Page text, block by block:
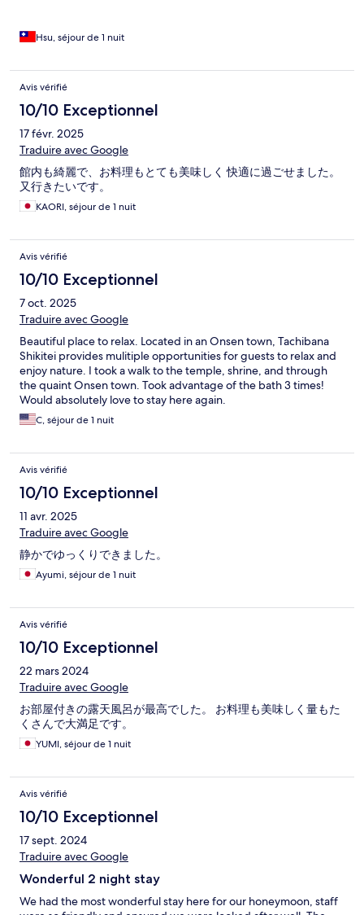
Hsu, séjour de 1 nuit
Avis vérifié
10/10 Exceptionnel
17 févr. 2025
Traduire avec Google
館内も綺麗で、お料理もとても美味しく 快適に過ごせました。
又行きたいです。
KAORI, séjour de 1 nuit
Avis vérifié
10/10 Exceptionnel
7 oct. 2025
Traduire avec Google
Beautiful place to relax. Located in an Onsen town, Tachibana
Shikitei provides mulitiple opportunities for guests to relax and
enjoy nature. I took a walk to the temple, shrine, and through
the quaint Onsen town. Took advantage of the bath 3 times!
Would absolutely love to stay here again.
C, séjour de 1 nuit
Avis vérifié
10/10 Exceptionnel
11 avr. 2025
Traduire avec Google
静かでゆっくりできました。
Ayumi, séjour de 1 nuit
Avis vérifié
10/10 Exceptionnel
22 mars 2024
Traduire avec Google
お部屋付きの露天風呂が最高でした。 お料理も美味しく量もた
くさんで大満足です。
YUMI, séjour de 1 nuit
Avis vérifié
10/10 Exceptionnel
17 sept. 2024
Traduire avec Google
Wonderful 2 night stay
We had the most wonderful stay here for our honeymoon, staff